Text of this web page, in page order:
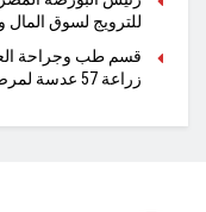
للترويج لسوق المال
قسم طب وجراحة
زراعة 57 عدسة لمرضى المياه البيضاء